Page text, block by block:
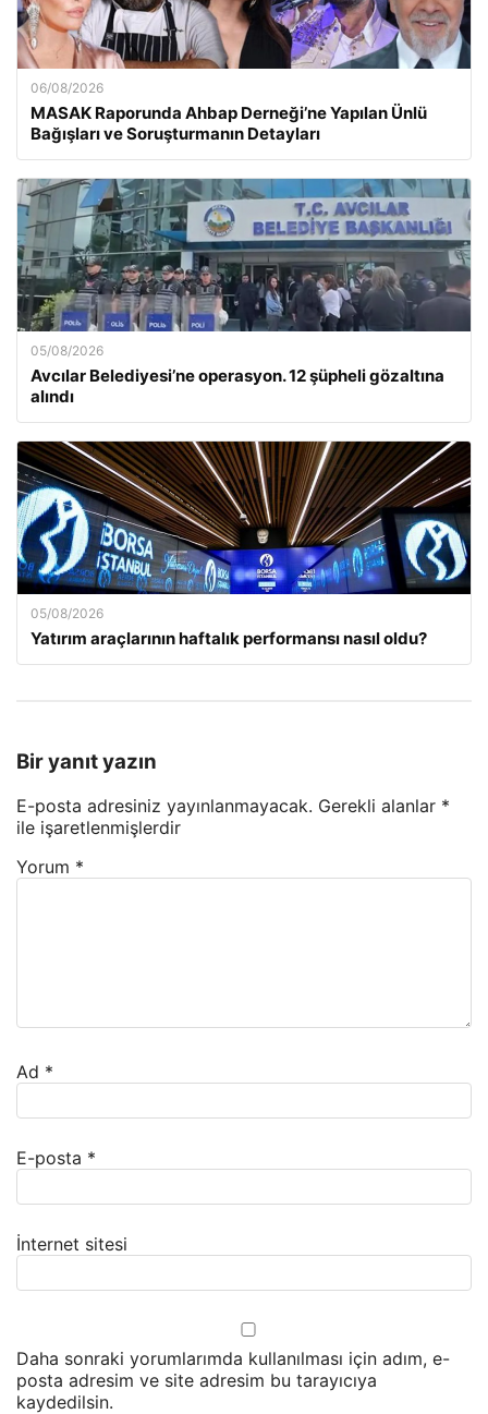
06/08/2026
MASAK Raporunda Ahbap Derneği’ne Yapılan Ünlü
Bağışları ve Soruşturmanın Detayları
05/08/2026
Avcılar Belediyesi’ne operasyon. 12 şüpheli gözaltına
alındı
05/08/2026
Yatırım araçlarının haftalık performansı nasıl oldu?
Bir yanıt yazın
E-posta adresiniz yayınlanmayacak. Gerekli alanlar *
ile işaretlenmişlerdir
Yorum *
Ad *
E-posta *
İnternet sitesi
Daha sonraki yorumlarımda kullanılması için adım, e-
posta adresim ve site adresim bu tarayıcıya
kaydedilsin.